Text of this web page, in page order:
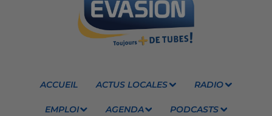
ACCUEIL ACTUS LOCALES RADIO
EMPLOI AGENDA PODCASTS